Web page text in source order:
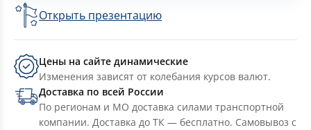
Открыть презентацию
Цены на сайте динамические
Изменения зависят от колебания курсов валют.
Доставка по всей России
По регионам и МО доставка силами транспортной
компании. Доставка до ТК — бесплатно. Самовывоз с